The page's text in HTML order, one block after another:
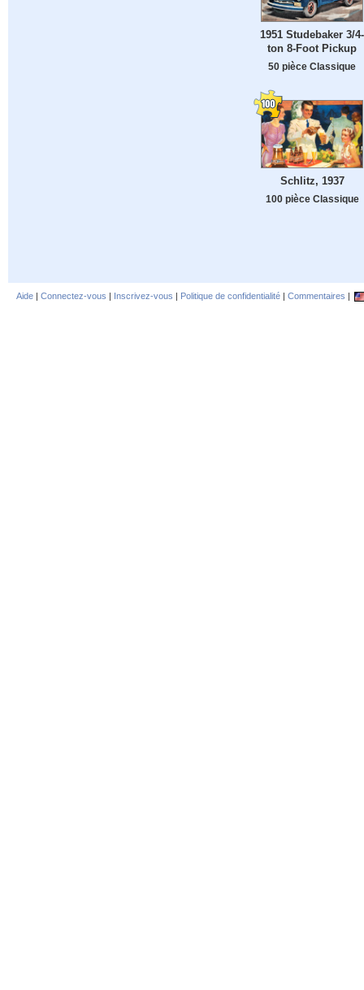
1951 Studebaker 3/4-
ton 8-Foot Pickup
50 pièce Classique
Schlitz, 1937
100 pièce Classique
Aide | Connectez-vous | Inscrivez-vous | Politique de confidentialité | Commentaires |